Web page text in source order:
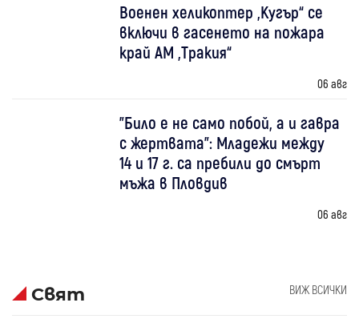
Военен хеликоптер „Кугър“ се
включи в гасенето на пожара
край АМ „Тракия“
06 авг
"Било е не само побой, а и гавра
с жертвата": Младежи между
14 и 17 г. са пребили до смърт
мъжа в Пловдив
06 авг
Свят ВИЖ ВСИЧКИ